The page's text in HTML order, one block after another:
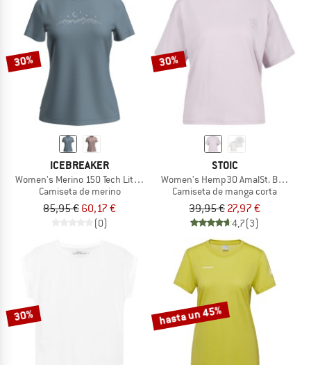
30%
ICEBREAKER
Women's Merino 150 Tech Lite S/S Stars
Camiseta de merino
85,95 € 60,17 €
(0)
30%
STOIC
Women's Hemp30 AmalSt. Backprint
Camiseta de manga corta
39,95 € 27,97 €
4,7(3)
30% hasta un 45%